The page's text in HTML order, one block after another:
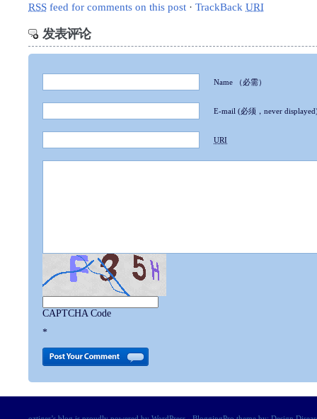
RSS feed for comments on this post · TrackBack URI
发表评论
Name （必需）
E-mail (必须，never
URI
CAPTCHA Code
*